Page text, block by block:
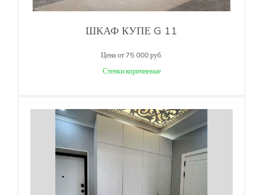
ШКАФ КУПЕ G 11
Цена от 75 000 руб.
Стенки коричневые